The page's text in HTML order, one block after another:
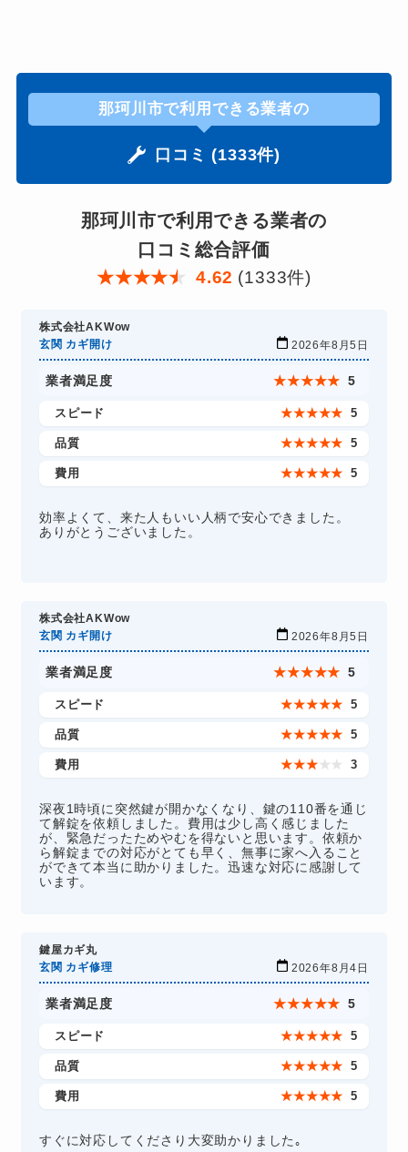
那珂川市で利用できる業者の
口コミ (1333件)
那珂川市で利用できる業者の
口コミ総合評価
★★★★★ 4.62 (1333件)
株式会社AKWow
玄関 カギ開け
2026年8月5日
業者満足度 ★★★★★ 5
スピード ★★★★★ 5
品質 ★★★★★ 5
費用 ★★★★★ 5
効率よくて、来た人もいい人柄で安心できました。
ありがとうございました。
株式会社AKWow
玄関 カギ開け
2026年8月5日
業者満足度 ★★★★★ 5
スピード ★★★★★ 5
品質 ★★★★★ 5
費用 ★★★ ★ ★ 3
深夜1時頃に突然鍵が開かなくなり、鍵の110番を通じ
て解錠を依頼しました。費用は少し高く感じました
が、緊急だったためやむを得ないと思います。依頼か
ら解錠までの対応がとても早く、無事に家へ入ること
ができて本当に助かりました。迅速な対応に感謝して
います。
鍵屋カギ丸
玄関 カギ修理
2026年8月4日
業者満足度 ★★★★★ 5
スピード ★★★★★ 5
品質 ★★★★★ 5
費用 ★★★★★ 5
すぐに対応してくださり大変助かりました｡